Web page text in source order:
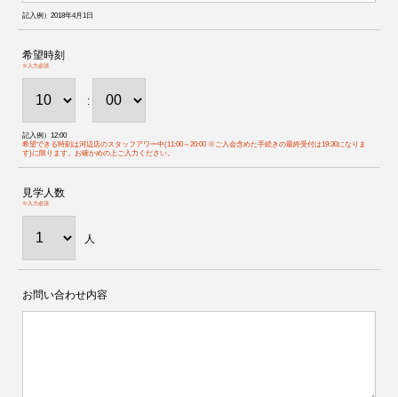
記入例）2018年4月1日
希望時刻
※入力必須
:
記入例）12:00
希望できる時刻は河辺店のスタッフアワー中(11:00～20:00 ※ご入会含めた手続きの最終受付は19:30になりま
す)に限ります。お確かめの上ご入力ください。
見学人数
※入力必須
人
お問い合わせ内容